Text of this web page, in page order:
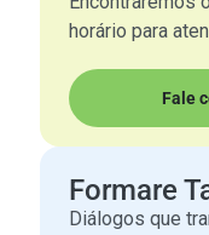
horário para
Fale
Formare
Diálogos que